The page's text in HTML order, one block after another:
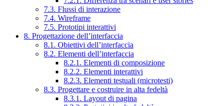
7.3. Flussi di interazione
7.4. Wireframe
7.5. Prototipi interattivi
8. Progettazione dell’interfaccia
8.1. Obiettivi dell’interfaccia
8.2. Elementi dell’interfaccia
8.2.1. Elementi di composizione
8.2.2. Elementi interattivi
8.2.3. Elementi testuali (microtesti)
8.3. Progettare e costruire in alta fedeltà
8.3.1. Layout di pagina